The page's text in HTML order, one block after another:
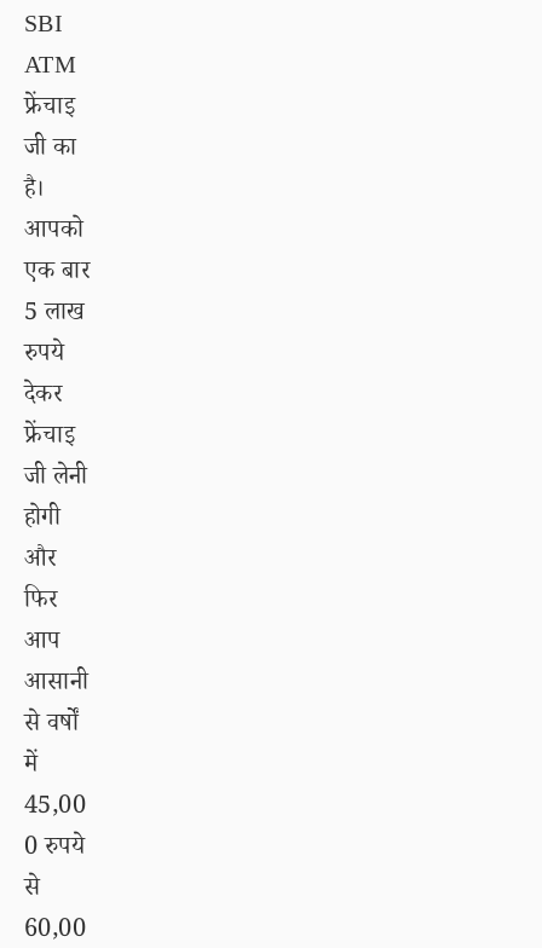
SBI
ATM
फ्रेंचाइ
जी का
है।
आपको
एक बार
5 लाख
रुपये
देकर
फ्रेंचाइ
जी लेनी
होगी
और
फिर
आप
आसानी
से वर्षों
में
45,00
0 रुपये
से
60,00